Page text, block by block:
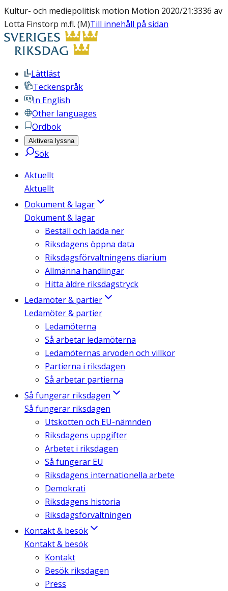
Kultur- och mediepolitisk motion Motion 2020/21:3336 av
Lotta Finstorp m.fl. (M)Till innehåll på sidan
Lättläst
Teckenspråk
In English
Other languages
Ordbok
Aktivera lyssna
Sök
Aktuellt
Aktuellt
Dokument & lagar
Dokument & lagar
Beställ och ladda ner
Riksdagens öppna data
Riksdagsförvaltningens diarium
Allmänna handlingar
Hitta äldre riksdagstryck
Ledamöter & partier
Ledamöter & partier
Ledamöterna
Så arbetar ledamöterna
Ledamöternas arvoden och villkor
Partierna i riksdagen
Så arbetar partierna
Så fungerar riksdagen
Så fungerar riksdagen
Utskotten och EU-nämnden
Riksdagens uppgifter
Arbetet i riksdagen
Så fungerar EU
Riksdagens internationella arbete
Demokrati
Riksdagens historia
Riksdagsförvaltningen
Kontakt & besök
Kontakt & besök
Kontakt
Besök riksdagen
Press